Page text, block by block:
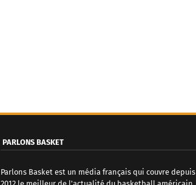
PARLONS BASKET
Parlons Basket est un média français qui couvre depuis